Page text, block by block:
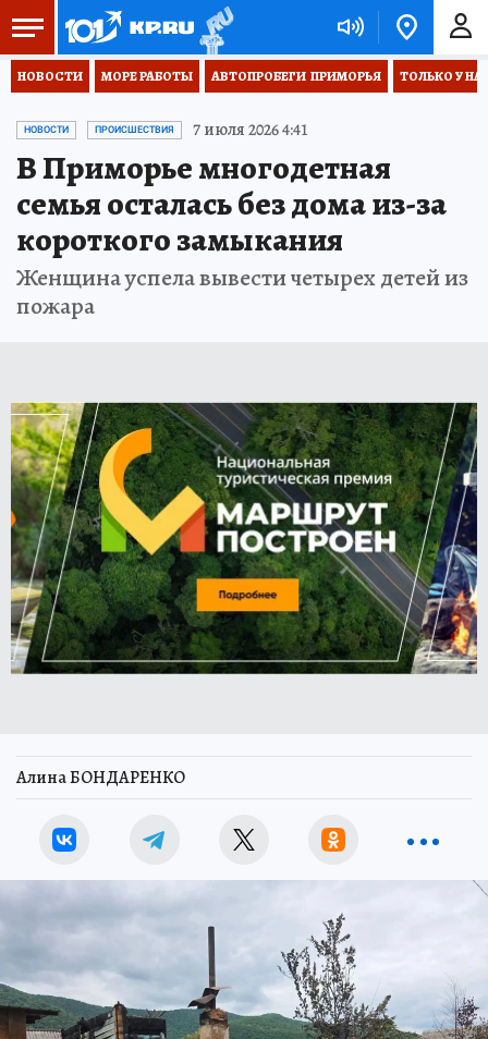
НОВОСТИ МОРЕ РАБОТЫ АВТОПРОБЕГИ  ПРИМОРЬЯ ТОЛЬКО У
НОВОСТИ ПРОИСШЕСТВИЯ 7 июля 2026 4:41
В Приморье многодетная
семья осталась без дома из-за
короткого замыкания
Женщина успела вывести четырех детей из
пожара
Алина БОНДАРЕНКО